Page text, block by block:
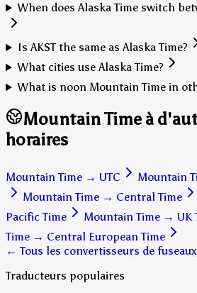
When does Alaska Time switch
Is AKST the same as Alaska Time?
What cities use Alaska Time?
What is noon Mountain Time in
Mountain Time à
horaires
Mountain Time → UTC Mountain
Mountain Time → Central Time
Pacific Time
Mountain Time → UK
Time → Central European Time
← Tous les convertisseurs de
Traducteurs populaires